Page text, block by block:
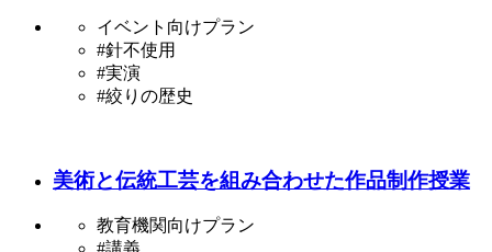
イベント向けプラン
#針不使用
#実演
#絞りの歴史
美術と伝統工芸を組み合わせた作品制作授業
教育機関向けプラン